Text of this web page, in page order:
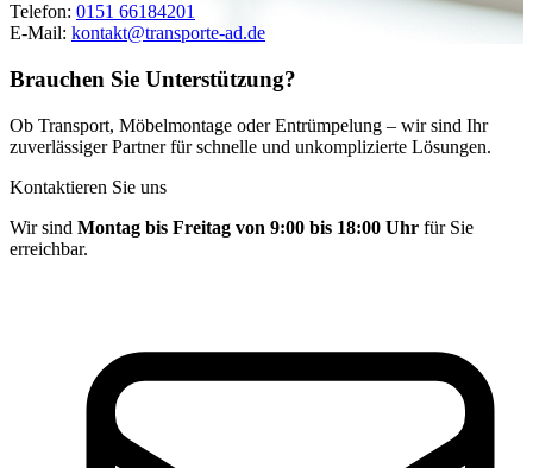
Telefon: 0151 66184201
E-Mail: kontakt@transporte-ad.de
Brauchen Sie Unterstützung?
Ob Transport, Möbelmontage oderEntrümpelung – wir sind Ihr
zuverlässiger Partner für schnelle und unkomplizierte Lösungen.
Kontaktieren Sie uns
Wir sind Montag bis Freitag von 9:00 bis 18:00 Uhr für Sie
erreichbar.